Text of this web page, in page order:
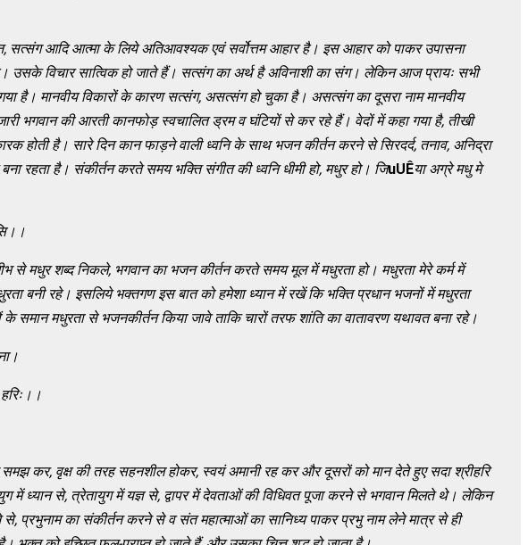
सत्संग आदि आत्मा के लिये अतिआवश्यक एवं सर्वोत्तम आहार है। इस आहार को पाकर उपासना
है। उसके विचार सात्विक हो जाते हैं। सत्संग का अर्थ है अविनाशी का संग। लेकिन आज प्रायः सभी
है। मानवीय विकारों के कारण सत्संग, असत्संग हो चुका है। असत्संग का दूसरा नाम मानवीय
भगवान की आरती कानफोड़ स्वचालित ड्रम व घंटियों से कर रहे हैं। वेदों में कहा गया है, तीखी
होती है। सारे दिन कान फाड़ने वाली ध्वनि के साथ भजन कीर्तन करने से सिरदर्द, तनाव, अनिद्रा
रहता है। संकीर्तन करते समय भक्ति संगीत की ध्वनि धीमी हो, मधुर हो। जिuUÊया अग्रे मधु मे
से मधुर शब्द निकले, भगवान का भजन कीर्तन करते समय मूल में मधुरताहो। मधुरता मेरे कर्म में
बनी रहे। इसलिये भक्तगण इस बात को हमेशा ध्यान में रखें कि भक्ति प्रधान भजनों में मधुरता
मधुरता से भजनकीर्तन किया जावे ताकि चारों तरफ शांति का वातावरण यथावत बना रहे।
समझ कर, वृक्ष की तरह सहनशील होकर, स्वयं अमानी रहकर और दूसरों को मान देते हुए सदा श्रीहरि
में ध्यान से, त्रेतायुग में यज्ञ से, द्वापर में देवताओं की विधिवत पूजा करने से भगवान मिलते थे। लेकिन
प्रभुनाम का संकीर्तन करने से व संत महात्माओं का सानिध्य पाकर प्रभु नाम लेने मात्र से ही